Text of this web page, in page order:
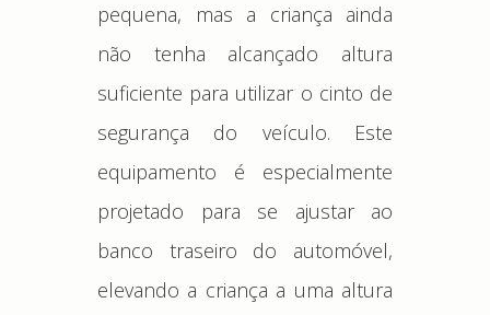
pequena, mas a criança ainda
não tenha alcançado altura
suficiente para utilizar o cinto de
segurança do veículo. Este
equipamento é especialmente
projetado para se ajustar ao
banco traseiro do automóvel,
elevando a criança a uma altura